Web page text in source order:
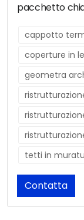
pacchetto
cappotto
coperture in
geometra
tetti in
Contatta